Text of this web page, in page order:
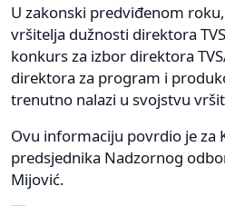
U zakonski predviđenom
vršitelja dužnosti direktora
konkurs za izbor direktora
direktora za program i
trenutno nalazi u svojstvu
Ovu informaciju povrdio je za
predsjednika Nadzornog
Mijović.